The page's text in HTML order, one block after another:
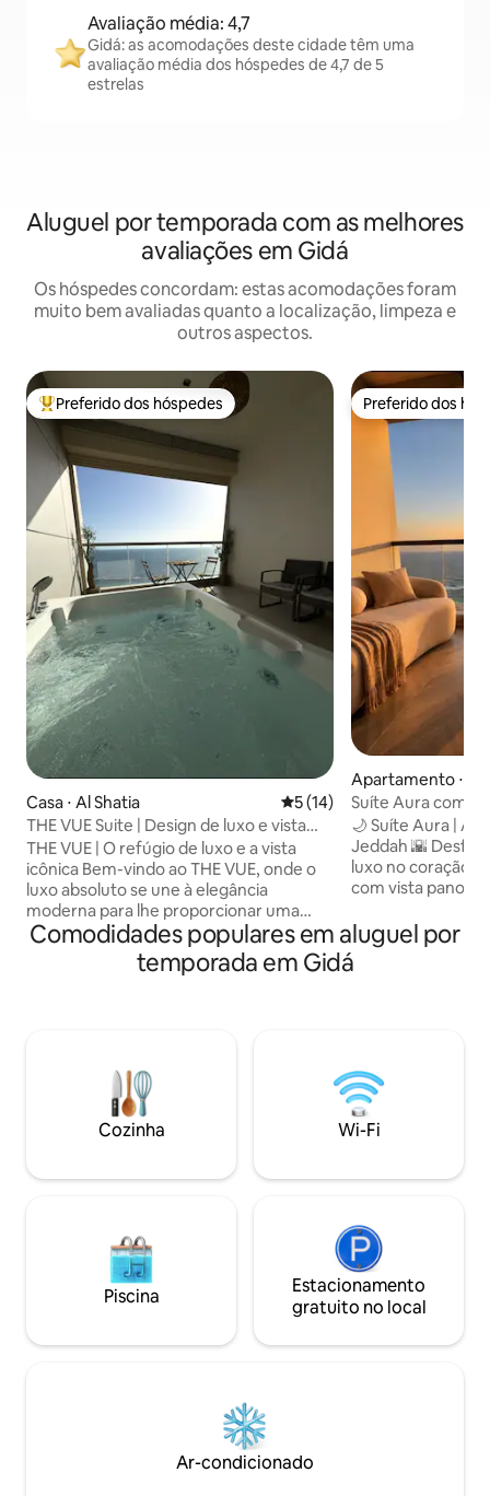
Avaliação média: 4,7
Gidá: as acomodações deste cidade têm uma
avaliação média dos hóspedes de 4,7 de 5
estrelas
Aluguel por temporada com as melhores
avaliações em Gidá
Os hóspedes concordam: estas acomodações foram
muito bem avaliadas quanto a localização, limpeza e
outros aspectos.
Entre os melhores preferidos dos hóspedes
Preferido dos hóspedes
Casa ⋅ Al Shatia 5 de uma avaliação média
5 (14)
THE VUE Suite | Design de luxo e vista
encantadora
THE VUE | O refúgio de luxo e a vista
icônica Bem-vindo ao THE VUE, onde o
luxo absoluto se une à elegância
moderna para lhe proporcionar uma
experiência de estadia excepcional
acima das nuvens nas mais sofisticadas
torres de Jidá, com os encantadores
acabamentos requintados garantem a
você os mais altos níveis de prestígio e
privacidade. Conforto completo: suítes
master luxuosas, tecnologias
estratégica no coração do destino mais
luxo que você merece.
Preferido dos
Preferido dos
Apartamento ⋅ Al
Suíte Aura com
Damac
🌙 Suíte Aura |
Jeddah 🌇 Desfrute de uma estadia de
luxo no coração
com vista
pessoas com
áreas de estar
com uma cama
Netflix, Shahid e
Inclui Internet
cápsulas
completas de
Também está
Comodidades populares em aluguel por
temporada em Gidá
Cozinha Wi-Fi
Piscina
Estacionamento
gratuito no local
Ar-condicionado